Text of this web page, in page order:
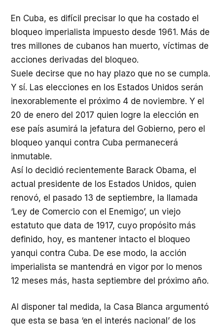
En Cuba, es difícil precisar lo que ha costado el
bloqueo imperialista impuesto desde 1961. Más de
tres millones de cubanos han muerto, víctimas de
acciones derivadas del bloqueo.
Suele decirse que no hay plazo que no se cumpla.
Y sí. Las elecciones en los Estados Unidos serán
inexorablemente el próximo 4 de noviembre. Y el
20 de enero del 2017 quien logre la elección en
ese país asumirá la jefatura del Gobierno, pero el
bloqueo yanqui contra Cuba permanecerá
inmutable.
Así lo decidió recientemente Barack Obama, el
actual presidente de los Estados Unidos, quien
renovó, el pasado 13 de septiembre, la llamada
‘Ley de Comercio con el Enemigo’, un viejo
estatuto que data de 1917, cuyo propósito más
definido, hoy, es mantener intacto el bloqueo
yanqui contra Cuba. De ese modo, la acción
imperialista se mantendrá en vigor por lo menos
12 meses más, hasta septiembre del próximo año.
Al disponer tal medida, la Casa Blanca argumentó
que esta se basa ‘en el interés nacional’ de los